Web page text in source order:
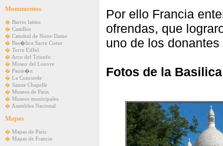
Monumentos
� Barrio latino
� Castillos
� Catedral de Notre Dame
� Bas�lica Sacre Coeur
� Torre Eiffel
� Arco del Triunfo
� Museo del Louvre
� Pante�n
� La Concorde
� Sainte Chapelle
� Museos de Paris
� Museos municipales
� Asamblea Nacional
Mapas
� Mapas de Paris
� Mapas de Francia
Por ello Francia
ofrendas, que
uno de los
Fotos de la